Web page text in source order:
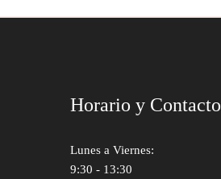
Horario y Contacto
Lunes a Viernes:
9:30 - 13:30